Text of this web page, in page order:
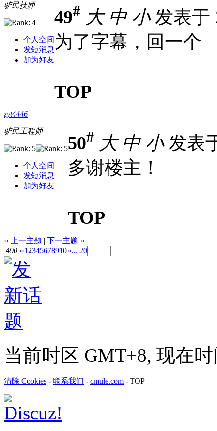
驴民技师
个人空间
发短消息
加为好友
49# 大 中 小发表于
为了字幕，回一个
TOP
zyt4446
驴民工程师
个人空间
发短消息
加为好友
50# 大 中 小发表
多谢楼主！
TOP
‹‹ 上一主题 | 下一主题 ››
490 ‹‹12345678910››... 20
当前时区 GMT+8, 现在
清除 Cookies - 联系我们 - cmule.com - TOP